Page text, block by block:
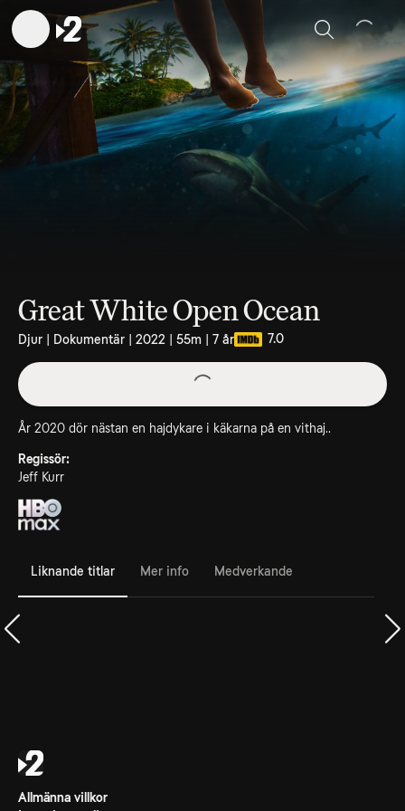
Sök
Great White Open Ocean
Djur | Dokumentär | 2022 | 55m | 7 år 7.0
År 2020 dör nästan en hajdykare i käkarna på en vithaj..
Regissör:
Jeff Kurr
Liknande titlar Mer info Medverkande
Allmänna villkor